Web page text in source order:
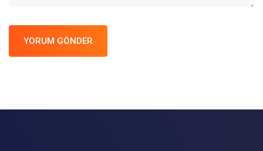
YORUM GÖNDER